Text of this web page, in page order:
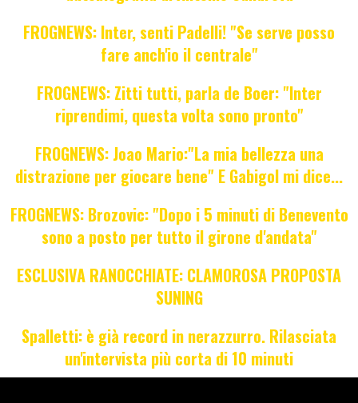
FROGNEWS: Inter, senti Padelli! "Se serve posso
fare anch'io il centrale"
FROGNEWS: Zitti tutti, parla de Boer: "Inter
riprendimi, questa volta sono pronto"
FROGNEWS: Joao Mario:"La mia bellezza una
distrazione per giocare bene" E Gabigol mi dice...
FROGNEWS: Brozovic: "Dopo i 5 minuti di Benevento
sono a posto per tutto il girone d'andata"
ESCLUSIVA RANOCCHIATE: CLAMOROSA PROPOSTA
SUNING
Spalletti: è già record in nerazzurro. Rilasciata
un'intervista più corta di 10 minuti